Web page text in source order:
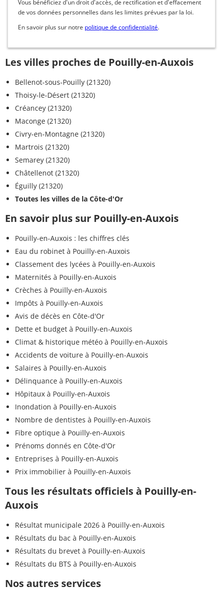
Vous bénéficiez d'un droit d'accès, de rectification et d'effacement
de vos données personnelles dans les limites prévues par la loi.
En savoir plus sur notre politique de confidentialité.
Les villes proches de Pouilly-en-Auxois
Bellenot-sous-Pouilly (21320)
Thoisy-le-Désert (21320)
Créancey (21320)
Maconge (21320)
Civry-en-Montagne (21320)
Martrois (21320)
Semarey (21320)
Châtellenot (21320)
Éguilly (21320)
Toutes les villes de la Côte-d'Or
En savoir plus sur Pouilly-en-Auxois
Pouilly-en-Auxois : les chiffres clés
Eau du robinet à Pouilly-en-Auxois
Classement des lycées à Pouilly-en-Auxois
Maternités à Pouilly-en-Auxois
Crèches à Pouilly-en-Auxois
Impôts à Pouilly-en-Auxois
Avis de décès en Côte-d'Or
Dette et budget à Pouilly-en-Auxois
Climat & historique météo à Pouilly-en-Auxois
Accidents de voiture à Pouilly-en-Auxois
Salaires à Pouilly-en-Auxois
Délinquance à Pouilly-en-Auxois
Hôpitaux à Pouilly-en-Auxois
Inondation à Pouilly-en-Auxois
Nombre de dentistes à Pouilly-en-Auxois
Fibre optique à Pouilly-en-Auxois
Prénoms donnés en Côte-d'Or
Entreprises à Pouilly-en-Auxois
Prix immobilier à Pouilly-en-Auxois
Tous les résultats officiels à Pouilly-en-
Auxois
Résultat municipale 2026 à Pouilly-en-Auxois
Résultats du bac à Pouilly-en-Auxois
Résultats du brevet à Pouilly-en-Auxois
Résultats du BTS à Pouilly-en-Auxois
Nos autres services